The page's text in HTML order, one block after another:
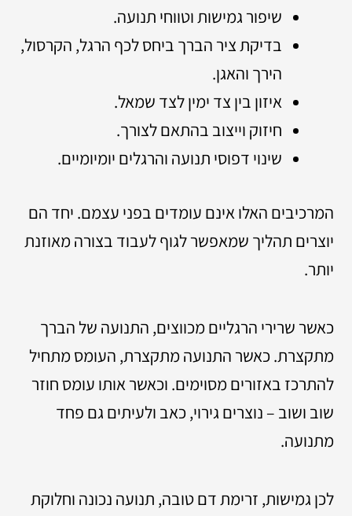
שיפור גמישות וטווחי תנועה.
בדיקת ציר הברך ביחס לכף הרגל, הקרסול,
הירך והאגן.
איזון בין צד ימין לצד שמאל.
חיזוק וייצוב בהתאם לצורך.
שינוי דפוסי תנועה והרגלים יומיומיים.
המרכיבים האלו אינם עומדים בפני עצמם. יחד הם
יוצרים תהליך שמאפשר לגוף לעבוד בצורה מאוזנת
יותר.
כאשר שרירי הרגליים מכווצים, התנועה של הברך
מתקצרת. כאשר התנועה מתקצרת, העומס מתחיל
להתרכז באזורים מסוימים. וכאשר אותו עומס חוזר
שוב ושוב – נוצרים גירוי, כאב ולעיתים גם פחד
מתנועה.
לכן גמישות, זרימת דם טובה, תנועה נכונה וחלוקת